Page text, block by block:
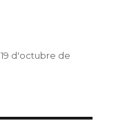
Posted
19 d'octubre de